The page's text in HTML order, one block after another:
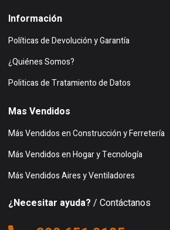
Información
Políticas de Devolución y Garantía
¿Quiénes Somos?
Politicas de Tratamiento de Datos
Mas Vendidos
Más Vendidos en Construcción y Ferretería
Más Vendidos en Hogar y Tecnología
Más Vendidos Aires y Ventiladores
¿Necesitar ayuda? / Contáctanos